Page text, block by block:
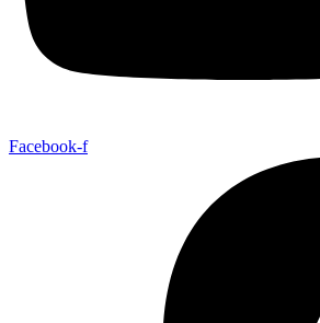
Facebook-f